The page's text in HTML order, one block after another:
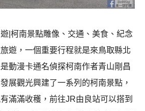
|柯南景點雕像、交通、美食、紀念
遊，一個重要行程就是來鳥取縣北
動漫卡通名偵探柯南作者青山剛昌
展觀光興建了一系列的柯南景點，
滿滿收穫，前往JR由良站可以搭到